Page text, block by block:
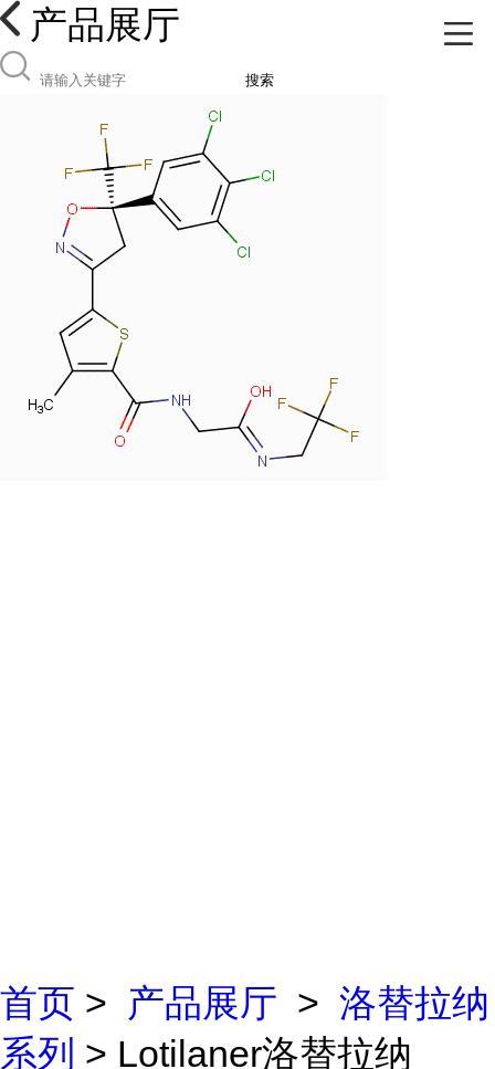
产品展厅
搜索
首页 > 产品展厅 > 洛替拉纳
系列 > Lotilaner洛替拉纳